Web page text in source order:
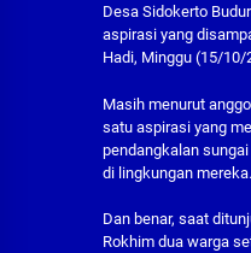
Desa Sidokerto
aspirasi yang
Hadi, Minggu (15/10/
Masih menurut
satu aspirasi yang
pendangkalan
di lingkungan mereka.
Dan benar, saat
Rokhim dua warga